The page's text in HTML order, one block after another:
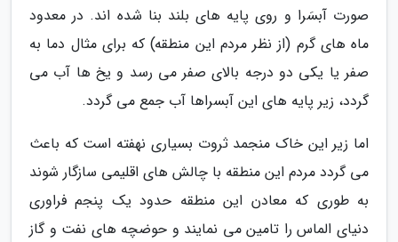
صورت آبسَرا و روی پایه های بلند بنا شده اند. در معدود
ماه های گرم (از نظر مردم این منطقه) که برای مثال دما به
صفر یا یکی دو درجه بالای صفر می رسد و یخ ها آب می
گردد، زیر پایه های این آبسراها آب جمع می گردد.
اما زیر این خاک منجمد ثروت بسیاری نهفته است که باعث
می گردد مردم این منطقه با چالش های اقلیمی سازگار شوند
به طوری که معادن این منطقه حدود یک پنجم فراوری
دنیای الماس را تامین می نمایند و حوضچه های نفت و گاز